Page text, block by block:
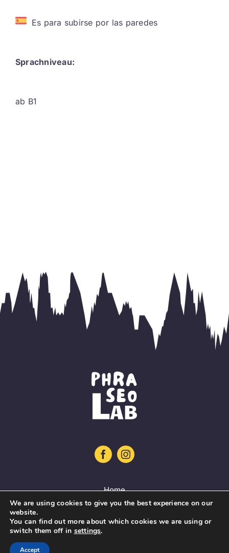
Es para subirse por las paredes
Sprachniveau:
ab B1
Home
Project
Training platform
We are using cookies to give you the best experience on our
website.
You can find out more about which cookies we are using or
switch them off in settings.
Accept